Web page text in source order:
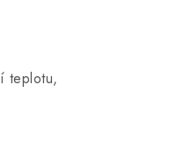
teplotu,